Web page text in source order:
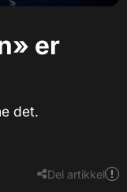
er
det.
Del artikkel